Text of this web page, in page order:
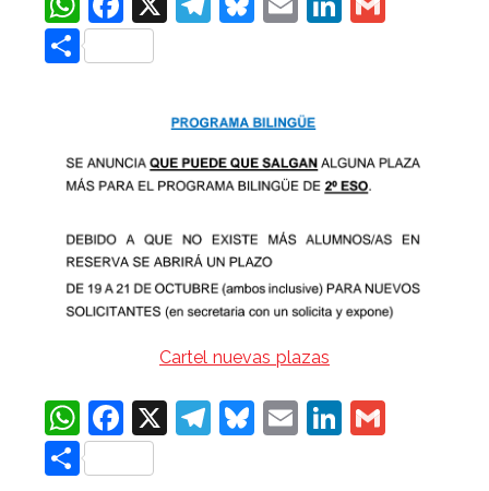
Compartir
Cartel nuevas plazas
WhatsApp
Facebook
X Telegram
Bluesky
EmailLinkedIn
Compartir